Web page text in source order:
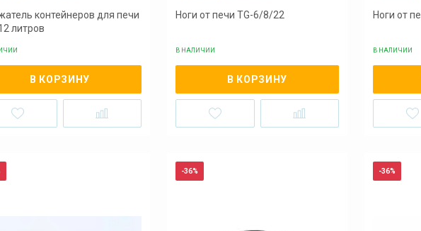
контейнеров для печи
литров
В КОРЗИНУ
Ноги от печи TG-6/8/22
В НАЛИЧИИ
В КОРЗИНУ
Ноги от
В НАЛИЧИИ
-36% -36%